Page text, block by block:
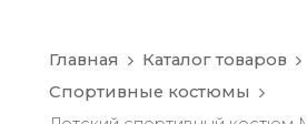
Главная
Каталог товаров
Спортивные костюмы